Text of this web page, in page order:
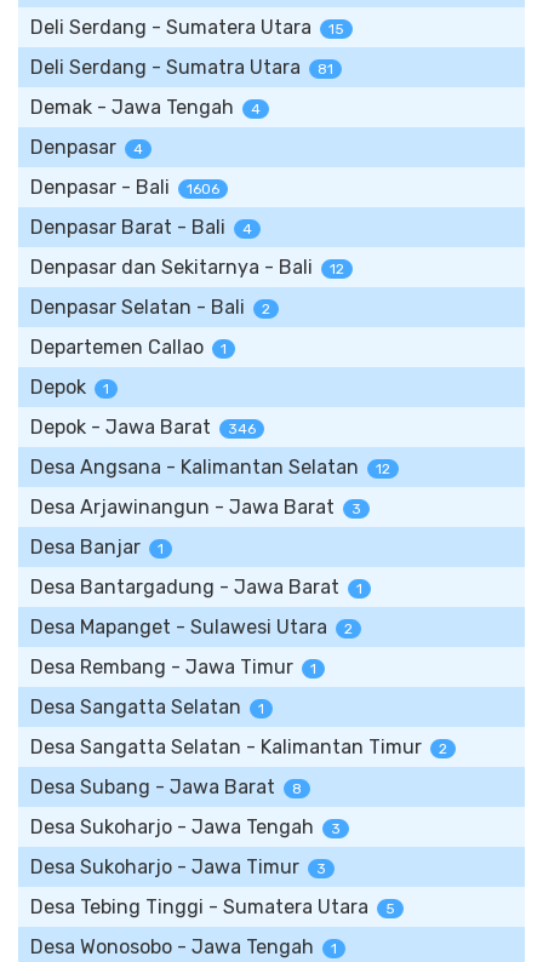
Deli Serdang - Sumatera Utara 15
Deli Serdang - Sumatra Utara 81
Demak - Jawa Tengah 4
Denpasar 4
Denpasar - Bali 1606
Denpasar Barat - Bali 4
Denpasar dan Sekitarnya - Bali 12
Denpasar Selatan - Bali 2
Departemen Callao 1
Depok 1
Depok - Jawa Barat 346
Desa Angsana - Kalimantan Selatan 12
Desa Arjawinangun - Jawa Barat 3
Desa Banjar 1
Desa Bantargadung - Jawa Barat 1
Desa Mapanget - Sulawesi Utara 2
Desa Rembang - Jawa Timur 1
Desa Sangatta Selatan 1
Desa Sangatta Selatan - Kalimantan Timur 2
Desa Subang - Jawa Barat 8
Desa Sukoharjo - Jawa Tengah 3
Desa Sukoharjo - Jawa Timur 3
Desa Tebing Tinggi - Sumatera Utara 5
Desa Wonosobo - Jawa Tengah 1